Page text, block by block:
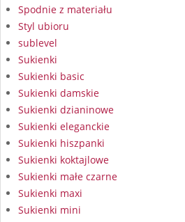
Spodnie z materiału
Styl ubioru
sublevel
Sukienki
Sukienki basic
Sukienki damskie
Sukienki dzianinowe
Sukienki eleganckie
Sukienki hiszpanki
Sukienki koktajlowe
Sukienki małe czarne
Sukienki maxi
Sukienki mini